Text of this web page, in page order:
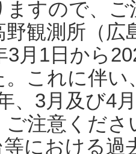
ますので、
観測所（
3月1日から
これに伴い
、3月及び4
ご注意くだ
における過